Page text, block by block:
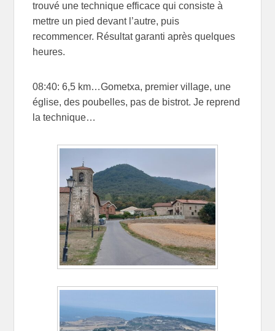
trouvé une technique efficace qui consiste à
mettre un pied devant l’autre, puis
recommencer. Résultat garanti après quelques
heures.
08:40: 6,5 km…Gometxa, premier village, une
église, des poubelles, pas de bistrot. Je reprend
la technique…